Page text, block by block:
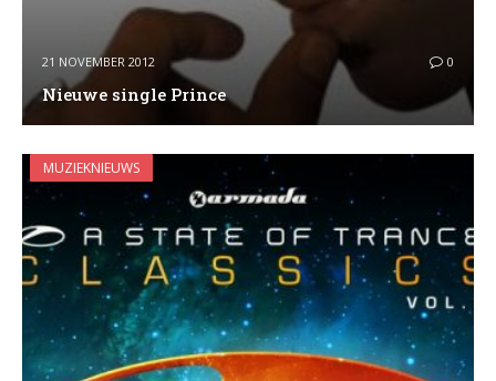
21 NOVEMBER 2012 0
Nieuwe single Prince
MUZIEKNIEUWS